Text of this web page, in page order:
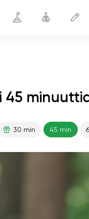
30 min 45 min